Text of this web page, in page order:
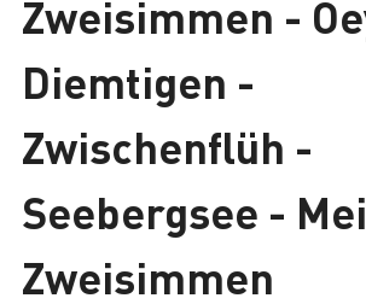
Zweisimmen -
Diemtigen -
Zwischenflüh -
Seebergsee -
Zweisimmen